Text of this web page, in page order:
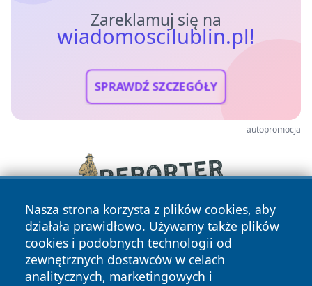
Zareklamuj się na
wiadomoscilublin.pl!
SPRAWDŹ SZCZEGÓŁY
autopromocja
Nasza strona korzysta z plików cookies, aby
działała prawidłowo. Używamy także plików
cookies i podobnych technologii od
zewnętrznych dostawców w celach
analitycznych, marketingowych i